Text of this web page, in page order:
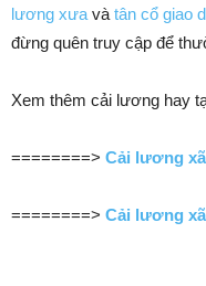
lương xưa và tân cổ giao
đừng quên truy cập để
Xem thêm cải lương hay
========> Cải lương
========> Cải lương